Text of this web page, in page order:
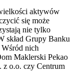
aktywów
się może
nie tylko
skład Grupy Banku
Wśród nich
Maklerski Pekao
z o.o. czy Centrum